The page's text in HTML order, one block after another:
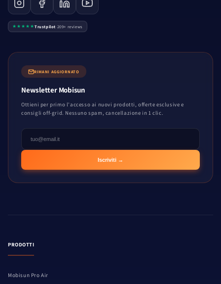
★★★★★Trustpilot·209+ reviews
RIMANI AGGIORNATO
Newsletter Mobisun
Ottieni per primo l'accesso ai nuovi prodotti, offerte esclusive e
consigli off-grid. Nessuno spam, cancellazione in 1 clic.
Iscriviti →
PRODOTTI
Mobisun Pro Air